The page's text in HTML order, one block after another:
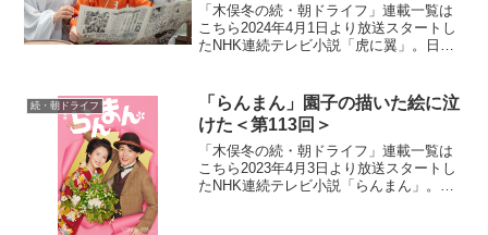
「木俣冬の続・朝ドライフ」連載一覧は
こちら2024年4月1日より放送スタートし
たNHK連続テレビ小説「虎に翼」。日本
く本作。困難な時代に生まれながらも仲
間たちと切磋琢磨...
続・朝ドライフ
「らんまん」園子の描いた絵に泣
けた＜第113回＞
「木俣冬の続・朝ドライフ」連載一覧は
こちら2023年4月3日より放送スタートし
たNHK連続テレビ小説「らんまん」。